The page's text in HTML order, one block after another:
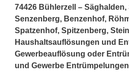
74426 Bühlerzell –
Senzenberg, Benzenhof,
Spatzenhof, Spitzenberg,
Haushaltsauflösungen und
Gewerbeauflösung oder
und Gewerbe